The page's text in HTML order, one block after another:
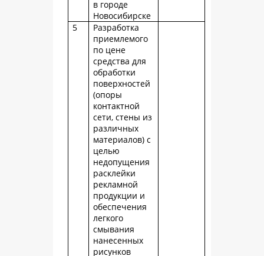
в городе
Новосибирске
5
Разработка
приемлемого
по цене
средства для
обработки
поверхностей
(опоры
контактной
сети, стены из
различных
материалов) с
целью
недопущения
расклейки
рекламной
продукции и
обеспечения
легкого
смывания
нанесенных
рисунков